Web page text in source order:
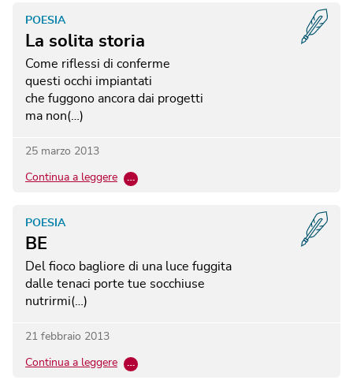
La solita storia
POESIA
Come riflessi di conferme
questi occhi impiantati
che fuggono ancora dai progetti
ma non(…)
25 marzo 2013
Continua a leggere …
BE
POESIA
Del fioco bagliore di una luce fuggita
dalle tenaci porte tue socchiuse
nutrirmi(…)
21 febbraio 2013
Continua a leggere …